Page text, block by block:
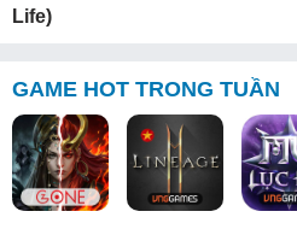
Life)
GAME HOT TRONG TUẦN